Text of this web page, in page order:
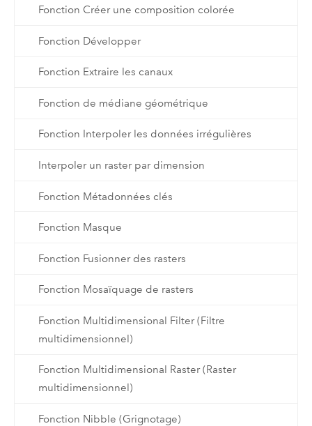
Fonction Créer une composition colorée
Fonction Développer
Fonction Extraire les canaux
Fonction de médiane géométrique
Fonction Interpoler les données irrégulières
Interpoler un raster par dimension
Fonction Métadonnées clés
Fonction Masque
Fonction Fusionner des rasters
Fonction Mosaïquage de rasters
Fonction Multidimensional Filter (Filtre
multidimensionnel)
Fonction Multidimensional Raster (Raster
multidimensionnel)
Fonction Nibble (Grignotage)